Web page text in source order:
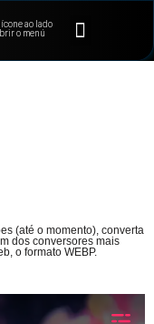
ao lado
o menú
(até o momento), converta
dos conversores mais
o formato WEBP.